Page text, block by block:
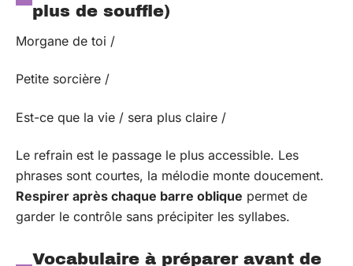
plus de souffle)
Morgane de toi /
Petite sorcière /
Est-ce que la vie / sera plus claire /
Le refrain est le passage le plus accessible. Les
phrases sont courtes, la mélodie monte doucement.
Respirer après chaque barre oblique permet de
garder le contrôle sans précipiter les syllabes.
Vocabulaire à préparer avant de